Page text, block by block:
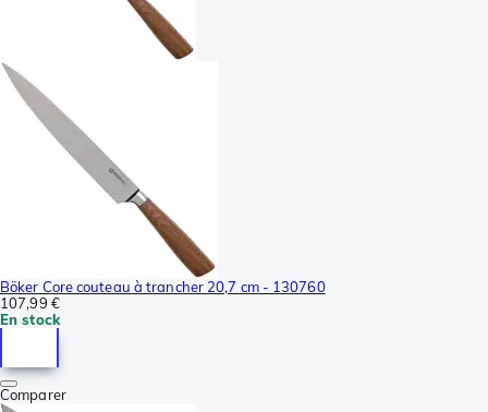
Böker Core couteau à trancher 20,7 cm - 130760
107,99 €
En stock
Comparer